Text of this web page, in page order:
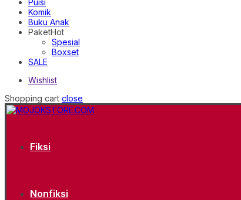
Puisi
Komik
Buku Anak
PaketHot
Spesial
Boxset
SALE
Wishlist
Shopping cart close
Fiksi
Nonfiksi